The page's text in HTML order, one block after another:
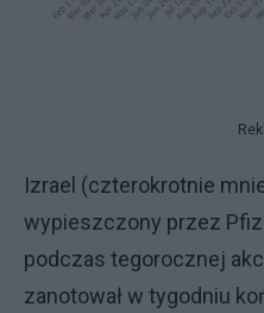
Izrael (czterokrotnie
wypieszczony przez
podczas tegorocznej
zanotował w tygodniu